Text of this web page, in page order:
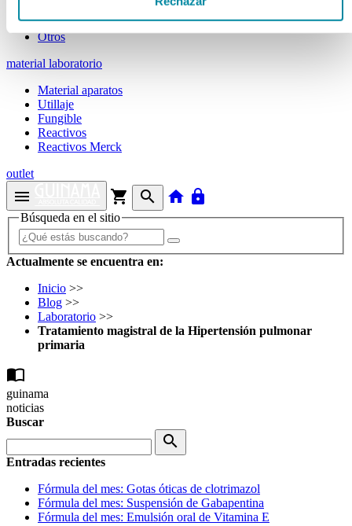
Envases unguator
Otros
material laboratorio
Material aparatos
Utillaje
Fungible
Reactivos
Reactivos Merck
outlet
menu shopping_cart search home lock
Búsqueda en el sitio
Actualmente se encuentra en:
Inicio >>
Blog >>
Laboratorio >>
Tratamiento magistral de la Hipertensión pulmonar
primaria
import_contacts
guinama
noticias
Buscar
search
Entradas recientes
Fórmula del mes: Gotas óticas de clotrimazol
Fórmula del mes: Suspensión de Gabapentina
Fórmula del mes: Emulsión oral de Vitamina E